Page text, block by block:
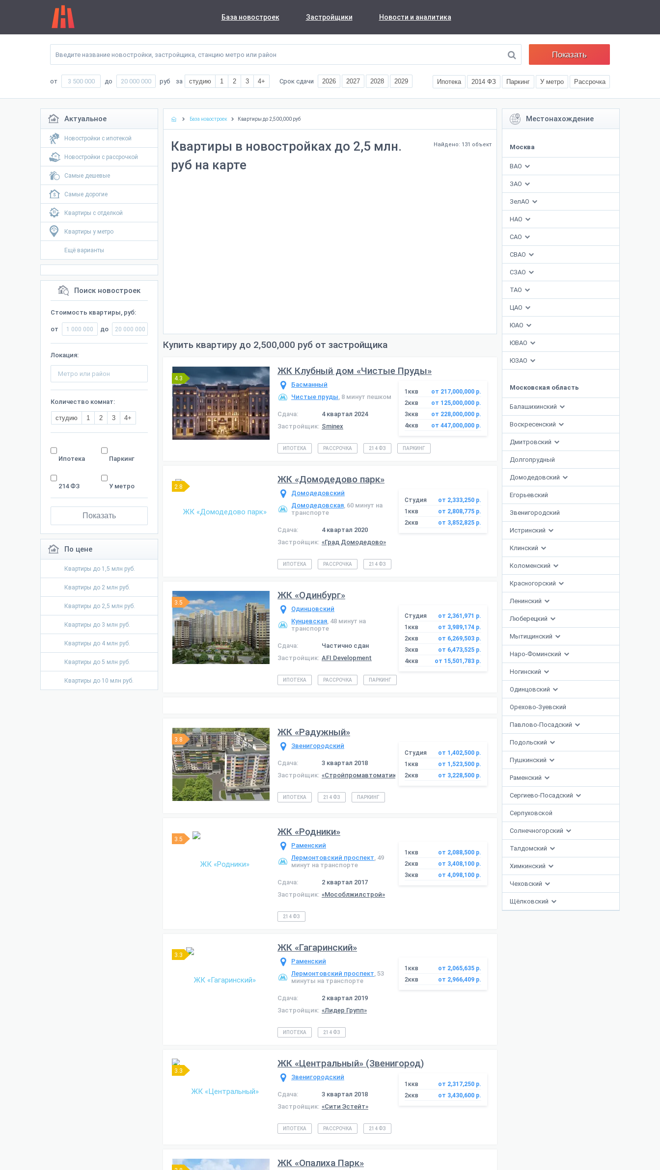
База новостроек Застройщики Новости и аналитика
Показать
от до руб за студию 1 2 3 4+ Срок сдачи 2026 2027 2028 2029 Ипотека 2014 ФЗ Паркинг У метро Рассрочка
Актуальное
Новостройки с ипотекой
Новостройки с рассрочкой
Самые дешевые
Самые дорогие
Квартиры с отделкой
Квартиры у метро
Ещё варианты
Поиск новостроек
Стоимость квартиры, руб:
от до
Локация:
Количество комнат:
студию 1 2 3 4+
Ипотека Паркинг
214 ФЗ У метро
Показать
По цене
Квартиры до 1,5 млн руб.
Квартиры до 2 млн руб.
Квартиры до 2,5 млн руб.
Квартиры до 3 млн руб.
Квартиры до 4 млн руб.
Квартиры до 5 млн руб.
Квартиры до 10 млн руб.
Местонахождение
Москва
ВАО
ЗАО
ЗелАО
НАО
САО
СВАО
СЗАО
ТАО
ЦАО
ЮАО
ЮВАО
ЮЗАО
Московская область
Балашихинский
Воскресенский
Дмитровский
Долгопрудный
Домодедовский
Егорьевский
Звенигородский
Истринский
Клинский
Коломенский
Красногорский
Ленинский
Люберецкий
Мытищинский
Наро-Фоминский
Ногинский
Одинцовский
Орехово-Зуевский
Павлово-Посадский
Подольский
Пушкинский
Раменский
Сергиево-Посадский
Серпуховской
Солнечногорский
Талдомский
Химкинский
Чеховский
Щёлковский
База новостроек Квартиры до 2,500,000 руб
Найдено: 131 объект
Квартиры в новостройках до 2,5 млн.
руб на карте
Купить квартиру до 2,500,000 руб от застройщика
4.3
ЖК Клубный дом «Чистые Пруды»
Басманный
Чистые пруды, 8 минут пешком
Сдача:
4 квартал 2024
Застройщик: Sminex
1ккв
от 217,000,000 р.
2ккв
от 125,000,000 р.
3ккв
от 228,000,000 р.
4ккв
от 447,000,000 р.
ИПОТЕКА РАССРОЧКА 214 ФЗ ПАРКИНГ
2.8
ЖК «Домодедово парк»
Домодедовский
Домодедовская, 60 минут на
транспорте
Сдача:
4 квартал 2020
Застройщик: «Град Домодедово»
Студия
от 2,333,250 р.
1ккв
от 2,808,775 р.
2ккв
от 3,852,825 р.
ИПОТЕКА РАССРОЧКА 214 ФЗ
3.5
ЖК «Одинбург»
Одинцовский
Кунцевская, 48 минут на
транспорте
Сдача:
Частично сдан
Застройщик: AFI Development
Студия
от 2,361,971 р.
1ккв
от 3,989,174 р.
2ккв
от 6,269,503 р.
3ккв
от 6,473,525 р.
4ккв
от 15,501,783 р.
ИПОТЕКА РАССРОЧКА ПАРКИНГ
3.8
ЖК «Радужный»
Звенигородский
Сдача:
3 квартал 2018
Застройщик: «Стройпромавтоматика»
Студия
от 1,402,500 р.
1ккв
от 1,523,500 р.
2ккв
от 3,228,500 р.
ИПОТЕКА 214 ФЗ ПАРКИНГ
3.5
ЖК «Родники»
Раменский
Лермонтовский проспект, 49
минут на транспорте
Сдача:
2 квартал 2017
Застройщик: «Мособлжилстрой»
1ккв
от 2,088,500 р.
2ккв
от 3,408,100 р.
3ккв
от 4,098,100 р.
214 ФЗ
3.3
ЖК «Гагаринский»
Раменский
Лермонтовский проспект, 53
минуты на транспорте
Сдача:
2 квартал 2019
Застройщик: «Лидер Групп»
1ккв
от 2,065,635 р.
2ккв
от 2,966,409 р.
ИПОТЕКА 214 ФЗ
3.3
ЖК «Центральный» (Звенигород)
Звенигородский
Сдача:
3 квартал 2018
Застройщик: «Сити Эстейт»
1ккв
от 2,317,250 р.
2ккв
от 3,430,600 р.
ИПОТЕКА РАССРОЧКА 214 ФЗ
ЖК «Опалиха Парк»